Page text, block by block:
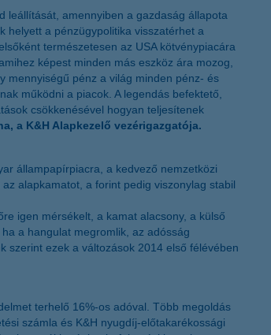
leállítását, amennyiben a gazdaság állapota
helyett a pénzügypolitika visszatérhet a
természetesen az USA kötvénypiacára
képest minden más eszköz ára mozog,
mennyiségű pénz a világ minden pénz- és
működni a piacok. A legendás befektető,
csökkenésével hogyan teljesítenek
a K&H Alapkezelő vezérigazgatója.
állampapírpiacra, a kedvező nemzetközi
alapkamatot, a forint pedig viszonylag stabil
igen mérsékelt, a kamat alacsony, a külső
a hangulat megromlik, az adósság
szerint ezek a változások 2014 első félévében
terhelő 16%-os adóval. Több megoldás
számla és K&H nyugdíj-előtakarékossági